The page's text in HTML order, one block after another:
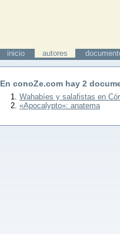
inicio autores
En conoZe.com hay2
Wahabíes y salafistas en
«Apocalypto»: anatema